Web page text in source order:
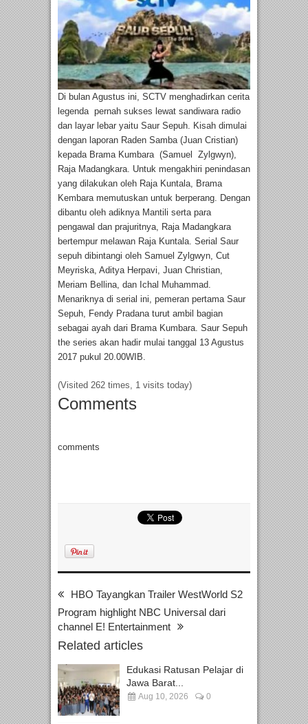
Di bulan Agustus ini, SCTV menghadirkan cerita
legenda pernah sukses lewat sandiwara radio
dan layar lebar yaitu Saur Sepuh. Kisah dimulai
dengan laporan Raden Samba (Juan Cristian)
kepada Brama Kumbara (Samuel Zylgwyn),
Raja Madangkara. Untuk mengakhiri penindasan
yang dilakukan oleh Raja Kuntala, Brama
Kembara memutuskan untuk berperang. Dengan
dibantu oleh adiknya Mantili serta para
pengawal dan prajuritnya, Raja Madangkara
bertempur melawan Raja Kuntala. Serial Saur
sepuh dibintangi oleh Samuel Zylgwyn, Cut
Meyriska, Aditya Herpavi, Juan Christian,
Meriam Bellina, dan Ichal Muhammad.
Menariknya di serial ini, pemeran pertama Saur
Sepuh, Fendy Pradana turut ambil bagian
sebagai ayah dari Brama Kumbara. Saur Sepuh
the series akan hadir mulai tanggal 13 Agustus
2017 pukul 20.00WIB.
(Visited 262 times, 1 visits today)
Comments
comments
HBO Tayangkan Trailer WestWorld S2
Program highlight NBC Universal dari
channel E! Entertainment
Related articles
Edukasi Ratusan Pelajar di
Jawa Barat...
Aug 10, 2026 0